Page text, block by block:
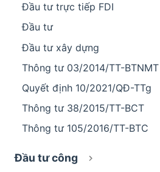
Đầu tư trực tiếp FDI
Đầu tư
Đầu tư xây dựng
Thông tư 03/2014/TT-BTNMT
Quyết định 10/2021/QĐ-TTg
Thông tư 38/2015/TT-BCT
Thông tư 105/2016/TT-BTC
Đầu tư công